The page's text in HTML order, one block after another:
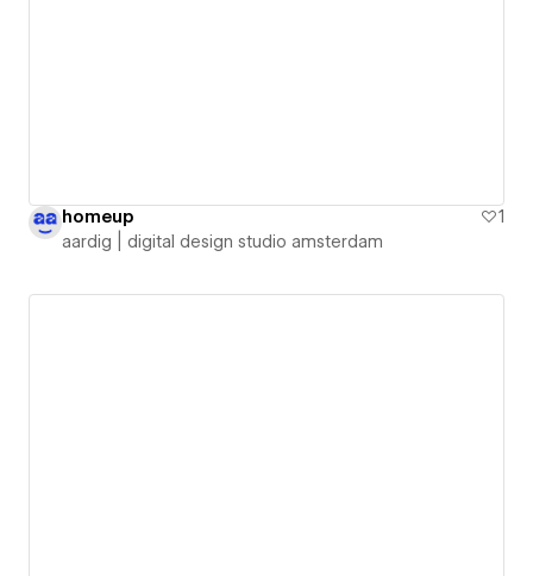
homeup
1
aardig | digital design studio amsterdam